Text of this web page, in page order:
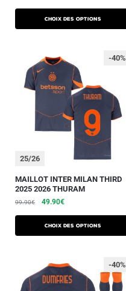
Choix des options
25/26
-40%
MAILLOT INTER MILAN THIRD
2025 2026 THURAM
99.90€ 49.90€
Choix des options
-40%